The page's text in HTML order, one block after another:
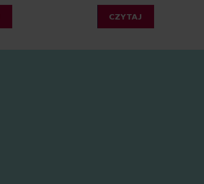
napój, zwłaszcza w jesiennych
miesiącach. Jaki jest idealny kubek
termiczny do szkoły i czym się
CZYTAJ